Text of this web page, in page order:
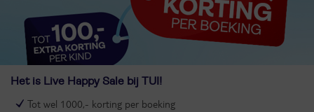
Het is Live Happy Sale bij TUI!
Tot wel 1000,- korting per boeking